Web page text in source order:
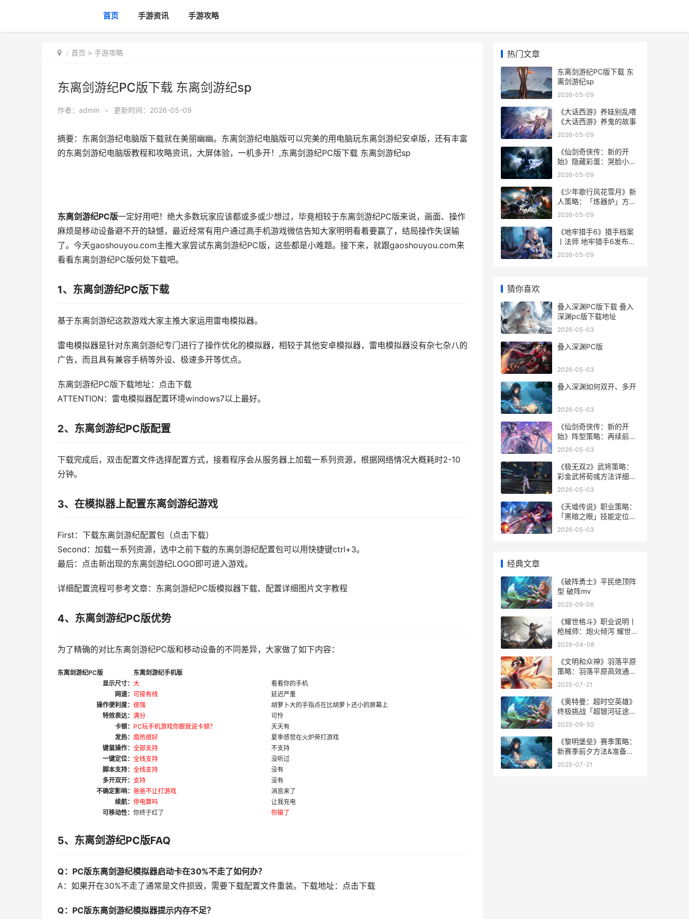
首页 手游资讯 手游攻略
首页 > 手游攻略
东离剑游纪PC版下载 东离剑游纪sp
作者： admin • 更新时间：2026-05-09
摘要：东离剑游纪电脑版下载就在美丽幽幽。东离剑游纪电脑版可以完美的用电脑玩东离剑游纪安卓版，还有丰富
的东离剑游纪电脑版教程和攻略资讯，大屏体验，一机多开！,东离剑游纪PC版下载 东离剑游纪sp
东离剑游纪PC版一定好用吧！绝大多数玩家应该都或多或少想过，毕竟相较于东离剑游纪PC版来说，画面、操作
麻烦是移动设备避不开的缺憾，最近经常有用户通过高手机游戏微信告知大家明明看着要赢了，结局操作失误输
了。今天gaoshouyou.com主推大家尝试东离剑游纪PC版，这些都是小难题。接下来，就跟gaoshouyou.com来
看看东离剑游纪PC版何处下载吧。
1、东离剑游纪PC版下载
基于东离剑游纪这款游戏大家主推大家运用雷电模拟器。
雷电模拟器是针对东离剑游纪专门进行了操作优化的模拟器，相较于其他安卓模拟器，雷电模拟器没有杂七杂八的
广告，而且具有兼容手柄等外设、极速多开等优点。
东离剑游纪PC版下载地址：点击下载
ATTENTION：雷电模拟器配置环境windows7以上最好。
2、东离剑游纪PC版配置
下载完成后，双击配置文件选择配置方式，接着程序会从服务器上加载一系列资源，根据网络情况大概耗时2-10
分钟。
3、在模拟器上配置东离剑游纪游戏
First：下载东离剑游纪配置包（点击下载）
Second：加载一系列资源，选中之前下载的东离剑游纪配置包可以用快捷键ctrl+3。
最后：点击新出现的东离剑游纪LOGO即可进入游戏。
详细配置流程可参考文章：东离剑游纪PC版模拟器下载、配置详细图片文字教程
4、东离剑游纪PC版优势
为了精确的对比东离剑游纪PC版和移动设备的不同差异，大家做了如下内容：
东离剑游纪PC版
东离剑游纪手机版
显示尺寸： 大
看看你的手机
网速： 可接有线
延迟严重
操作便利度： 很强
胡萝卜大的手指点在比胡萝卜还小的屏幕上
特效表达： 满分
可怜
卡顿： PC玩手机游戏你跟我说卡顿？
天天有
发热： 扇热很好
夏季感觉在火炉旁打游戏
键鼠操作： 全部支持
不支持
一键定位： 全线支持
没听过
脚本支持： 全线支持
没有
多开双开： 支持
没有
不确定影响： 爸爸不让打游戏
消息来了
续航： 停电算吗
让我充电
可移动性： 你终于红了 你输了
5、东离剑游纪PC版FAQ
Q：PC版东离剑游纪模拟器启动卡在30%不走了如何办？
A：如果开在30%不走了通常是文件损毁，需要下载配置文件重装。下载地址：点击下载
Q：PC版东离剑游纪模拟器提示内存不足？
热门文章
东离剑游纪PC版下载 东
离剑游纪sp
2026-05-09
《大话西游》养娃别乱喂
《大话西游》养鬼的故事
2026-05-09
《仙剑奇侠传：新的开
始》隐藏彩蛋：哭脸小鬼
仙剑奇侠传一免费观看完
2026-05-09
《少年歌行风花雪月》新
人策略：「炼器炉」方法
详细解答 少年歌行风花雪
2026-05-09
《地牢猎手6》猎手档案
丨法师 地牢猎手6发布时
间
2026-05-09
猜你喜欢
叠入深渊PC版下载 叠入
深渊pc版下载地址
2026-05-03
叠入深渊PC版
2026-05-03
叠入深渊如何双开、多开
2026-05-03
《仙剑奇侠传：新的开
始》阵型策略：再续前缘
幻境试炼阵型主推 仙剑奇
2026-05-03
《极无双2》武将策略：
彩金武将荀彧方法详细解
答 极无双玩法攻略
2026-05-03
《天墟传说》职业策略：
「黑暗之眼」技能定位详
细解答 天墟怎么打
2026-05-03
经典文章
《破阵勇士》平民绝顶阵
型 破阵mv
2025-09-06
《耀世格斗》职业说明丨
枪械师：炮火倾泻 耀世集
团是干嘛的
2026-04-08
《文明和众神》羽落平原
策略：羽落平原高效通关
诀窍 《文明和众神》主要
2025-07-21
《奥特曼：超时空英雄》
终极挑战「超银河征途」
方法详细解答 奥特曼超时
2025-09-30
《黎明堡垒》赛季策略：
新赛季前夕方法&准备工
作 黎明守卫城堡
2025-07-21